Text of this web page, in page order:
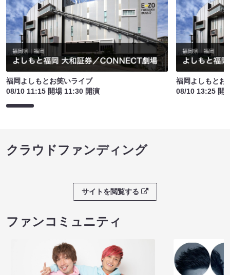
福岡よしもとお笑いライブ
08/10 11:15 開場 11:30 開演
福岡よしもとお
08/10 13:25 開
クラウドファンディング
サイトを閲覧する
ファンコミュニティ